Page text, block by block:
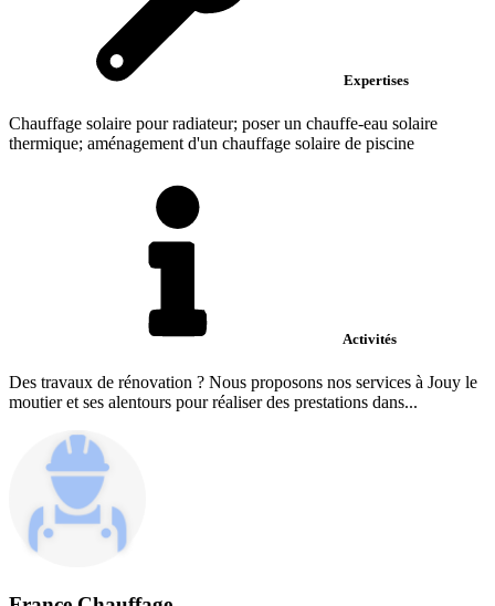
Expertises
Chauffage solaire pour radiateur; poser un chauffe-eau solaire
thermique; aménagement d'un chauffage solaire de piscine
Activités
Des travaux de rénovation ? Nous proposons nos services à Jouy le
moutier et ses alentours pour réaliser des prestations dans...